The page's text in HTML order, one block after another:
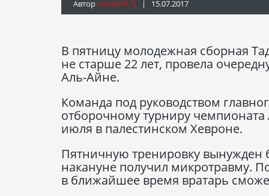
Автор Info@fft.tj | 15.07.2017
В пятницу молодежная сборная
не старше 22 лет, провела
Аль-Айне.
Команда под руководством
отборочному турниру чемпионата
июля в палестинском Хевроне.
Пятничную тренировку вынужден
накануне получил микротравму.
в ближайшее время вратарь